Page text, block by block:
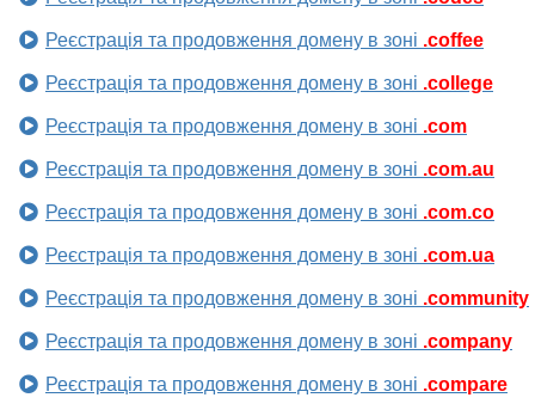
Реєстрація та продовження домену в зоні .coffee
Реєстрація та продовження домену в зоні .college
Реєстрація та продовження домену в зоні .com
Реєстрація та продовження домену в зоні .com.au
Реєстрація та продовження домену в зоні .com.co
Реєстрація та продовження домену в зоні .com.ua
Реєстрація та продовження домену в зоні .community
Реєстрація та продовження домену в зоні .company
Реєстрація та продовження домену в зоні .compare